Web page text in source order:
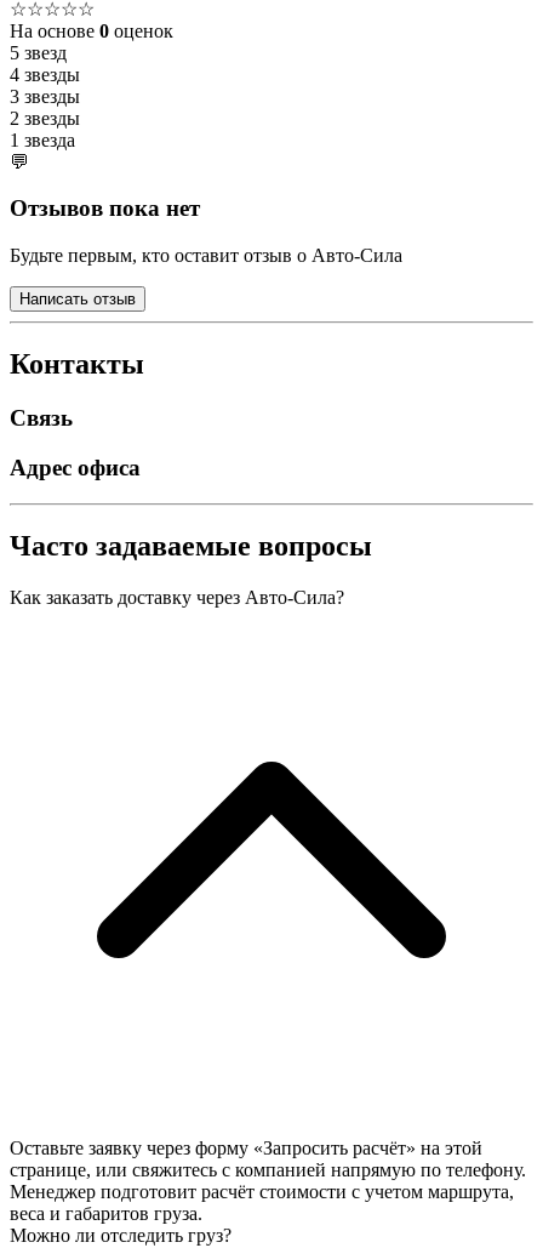
☆☆☆☆☆
На основе 0 оценок
5 звезд
4 звезды
3 звезды
2 звезды
1 звезда
💬
Отзывов пока нет
Будьте первым, кто оставит отзыв о Авто-Сила
Написать отзыв
Контакты
Связь
Адрес офиса
Часто задаваемые вопросы
Как заказать доставку через Авто-Сила?
Оставьте заявку через форму «Запросить расчёт» на этой
странице, или свяжитесь с компанией напрямую по телефону.
Менеджер подготовит расчёт стоимости с учетом маршрута,
веса и габаритов груза.
Можно ли отследить груз?